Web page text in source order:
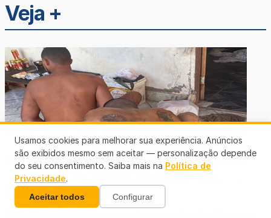
Veja +
CORPOS E VIDAS MARCADAS
Usamos cookies para melhorar sua experiência. Anúncios
são exibidos mesmo sem aceitar — personalização depende
do seu consentimento. Saiba mais na Política de
Privacidade.
Aceitar todos Configurar